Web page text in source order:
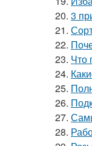
20. 3
21.
22.
23. Что
24.
25.
26.
27.
28.